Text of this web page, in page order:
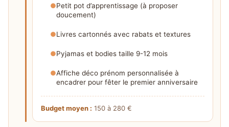
Petit pot d’apprentissage (à proposer
doucement)
Livres cartonnés avec rabats et textures
Pyjamas et bodies taille 9-12 mois
Affiche déco prénom personnalisée à
encadrer pour fêter le premier anniversaire
Budget moyen : 150 à 280 €